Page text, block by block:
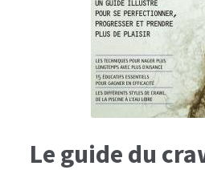
Le guide du